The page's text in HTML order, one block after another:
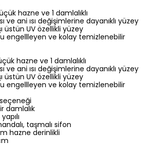
hazne ve 1 damlalıklı
ve ani ısı değişimlerine dayanıklı yüzey
üstün UV özellikli yüzey
engellleyen ve kolay temizlenebilir
hazne ve 1 damlalıklı
ve ani ısı değişimlerine dayanıklı yüzey
üstün UV özellikli yüzey
engellleyen ve kolay temizlenebilir
damlalık
taşmalı sifon
hazne derinlikli